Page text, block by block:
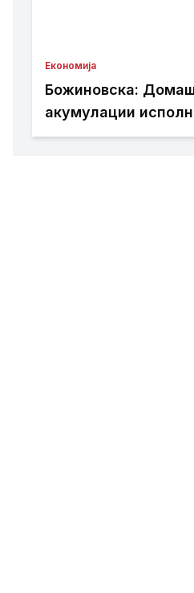
Економија
Божиновска:
акумулации
обезбедена